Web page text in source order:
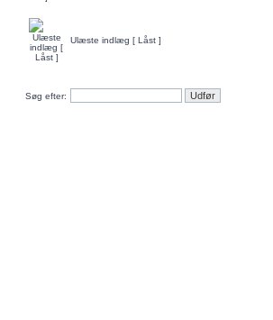
Ulæste indlæg [ Låst ]
Søg efter: